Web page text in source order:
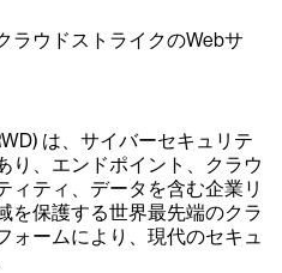
ラウドストライクのWebサ
は、サイバーセキュリテ
り、エンドポイント、クラウ
ィティ、データを含む企業リ
を保護する世界最先端のクラ
ォームにより、現代のセキュ